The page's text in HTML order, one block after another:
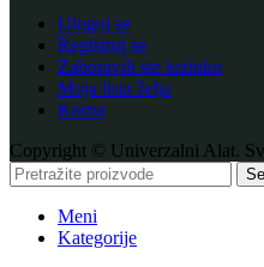
Uloguj se
Registruj se
Zaboravili ste lozinku
Moja lista želja
Korpa
Copyright © Univerzalni Alat.
Meni
Kategorije